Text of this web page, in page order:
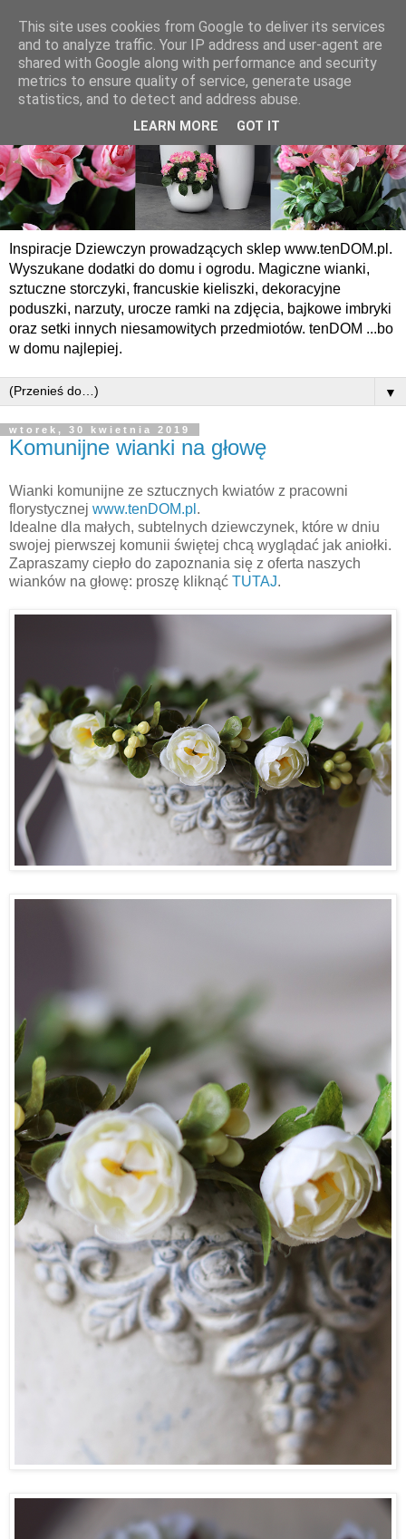
Inspiracje Dziewczyn prowadzących sklep www.tenDOM.pl.
Wyszukane dodatki do domu i ogrodu. Magiczne wianki,
sztuczne storczyki, francuskie kieliszki, dekoracyjne
poduszki, narzuty, urocze ramki na zdjęcia, bajkowe imbryki
oraz setki innych niesamowitych przedmiotów. tenDOM ...bo
w domu najlepiej.
▼
wtorek, 30 kwietnia 2019
Komunijne wianki na głowę
Wianki komunijne ze sztucznych kwiatów z pracowni
florystycznej www.tenDOM.pl .
Idealne dla małych, subtelnych dziewczynek, które w dniu
swojej pierwszej komunii świętej chcą wyglądać jak aniołki.
Zapraszamy ciepło do zapoznania się z oferta naszych
wianków na głowę: proszę kliknąć TUTAJ.
This site uses cookies from Google to deliver its services
and to analyze traffic. Your IP address and user-agent are
shared with Google along with performance and security
metrics to ensure quality of service, generate usage
statistics, and to detect and address abuse.
LEARN MORE GOT IT